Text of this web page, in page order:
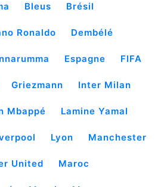
Bleus Brésil
Ronaldo Dembélé
Espagne FIFA
Griezmann Inter Milan
Mbappé Lamine Yamal
Lyon Manchester
United Maroc